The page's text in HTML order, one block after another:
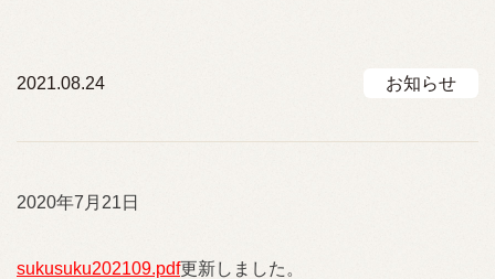
2021.08.24 お知らせ
2020年7月21日
sukusuku202109.pdf更新しました。